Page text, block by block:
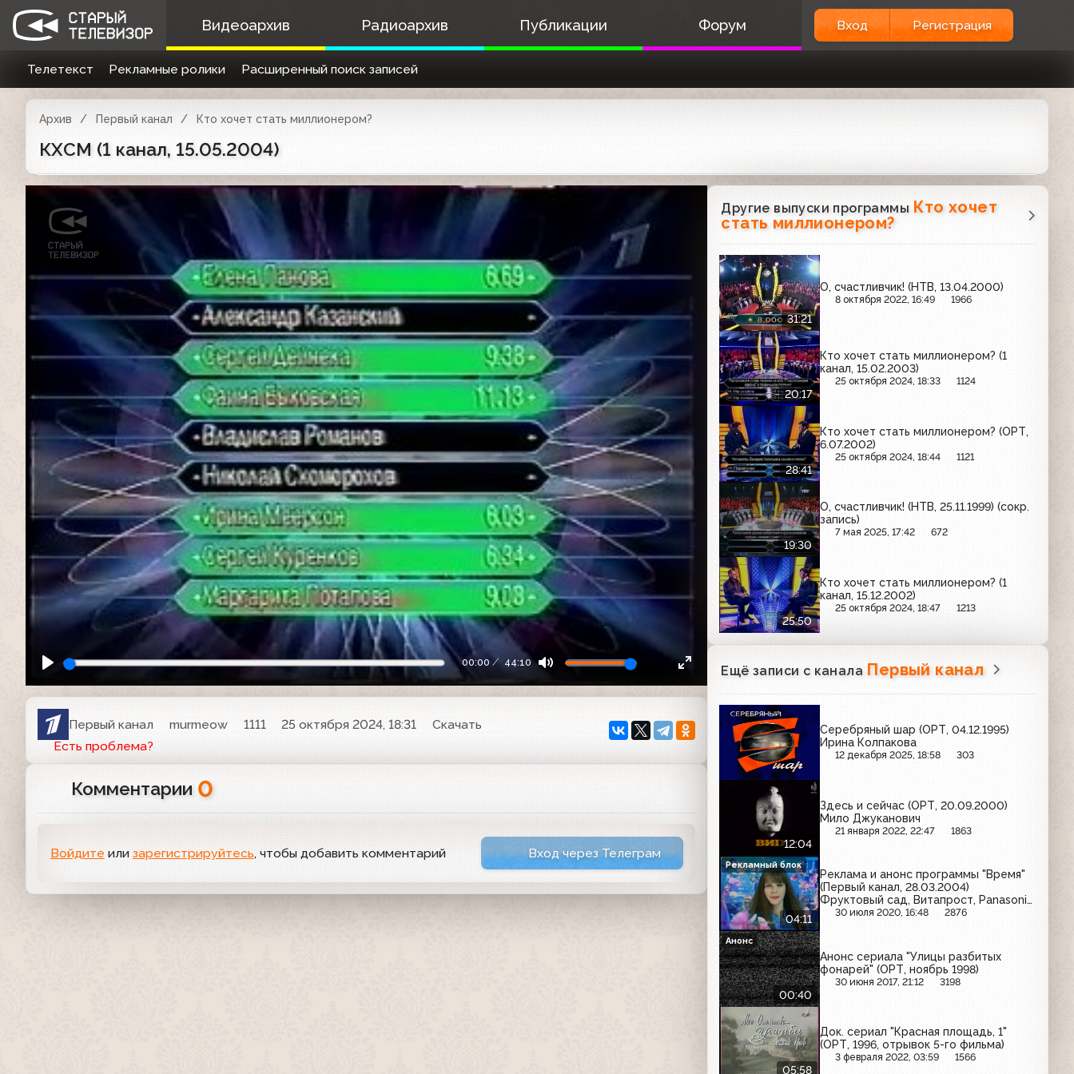
Видеоархив Радиоархив Публикации Форум Вход Регистрация
Телетекст Рекламные ролики Расширенный поиск записей
Архив Первый канал Кто хочет стать миллионером?
КХСМ (1 канал, 15.05.2004)
00:00 44:10
Первый канал murmeow 1111 25 октября 2024, 18:31
Скачать
Есть проблема?
Комментарии 0
Войдите или зарегистрируйтесь, чтобы добавить комментарий Вход через Телеграм
Другие выпуски программы Кто хочет
стать миллионером?
31:21
О, счастливчик! (НТВ, 13.04.2000)
8 октября 2022, 16:49 1966
20:17
Кто хочет стать миллионером? (1
канал, 15.02.2003)
25 октября 2024, 18:33 1124
28:41
Кто хочет стать миллионером? (ОРТ,
6.07.2002)
25 октября 2024, 18:44 1121
19:30
О, счастливчик! (НТВ, 25.11.1999) (сокр.
запись)
7 мая 2025, 17:42 672
25:50
Кто хочет стать миллионером? (1
канал, 15.12.2002)
25 октября 2024, 18:47 1213
Ещё записи с канала Первый канал
Серебряный шар (ОРТ, 04.12.1995)
Ирина Колпакова
12 декабря 2025, 18:58 303
12:04
Здесь и сейчас (ОРТ, 20.09.2000)
Мило Джуканович
21 января 2022, 22:47 1863
04:11
Реклама и анонс программы "Время"
(Первый канал, 28.03.2004)
Фруктовый сад, Витапрост, Panasonic,
Granini, Росгосстрах Авто, Растишка,
30 июля 2020, 16:48 2876
Рекламный блок
00:40
Анонс сериала "Улицы разбитых
фонарей" (ОРТ, ноябрь 1998)
30 июня 2017, 21:12 3198
Анонс
05:58
Док. сериал "Красная площадь, 1"
(ОРТ, 1996, отрывок 5-го фильма)
3 февраля 2022, 03:59 1566